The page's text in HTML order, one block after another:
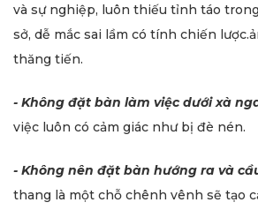
và sự nghiệp, luôn thiếu tỉnh táo
sở, dễ mắc sai lầm có tính chiến
thăng tiến.
- Không đặt bàn làm việc dưới xà
việc luôn có cảm giác như bị đè nén.
- Không nên đặt bàn hướng ra và
thang là một chỗ chênh vênh sẽ tạo